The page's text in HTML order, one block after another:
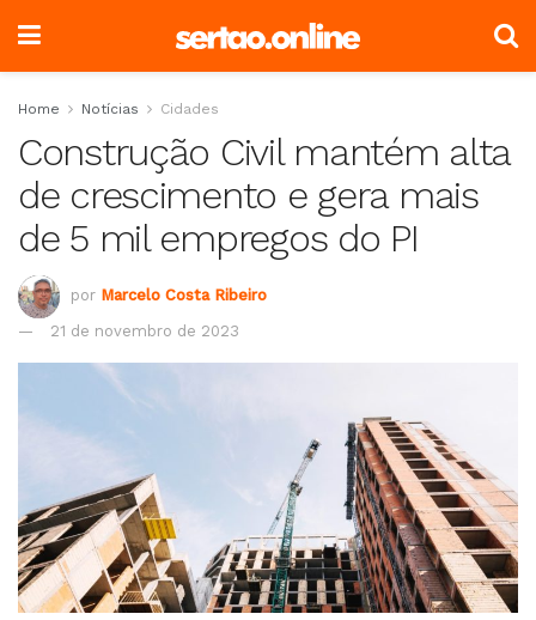
Home Notícias Cidades
Construção Civil mantém alta
de crescimento e gera mais
de 5 mil empregos do PI
por Marcelo Costa Ribeiro
21 de novembro de 2023